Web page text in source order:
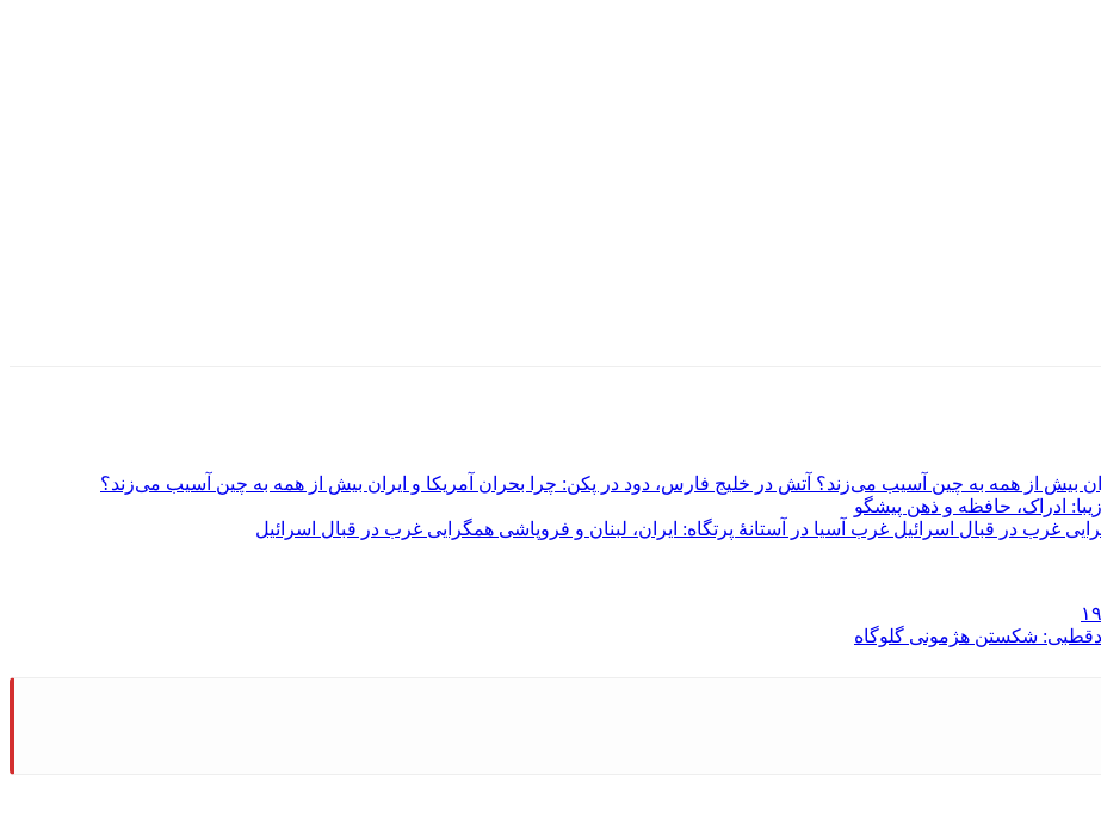
آتش در خلیج فارس، دود در پکن: چرا بحران آمریکا و ایران بیش از همه به چین آسیب می‌زند؟
ادراک، حافظه و ذهن پیشگو
غرب آسیا در آستانهٔ پرتگاه: ایران، لبنان و فروپاشی همگرایی غرب در قبال اسرائیل
شکستن هژمونی گلوگاه